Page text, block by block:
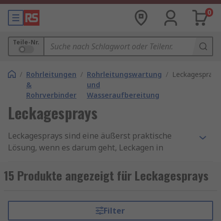
0
Teile-Nr.
/ Rohrleitungen
&
Rohrverbinder
/ Rohrleitungswartung
und
Wasseraufbereitung
/ Leckagesprays
Leckagesprays
Leckagesprays sind eine äußerst praktische
Lösung, wenn es darum geht, Leckagen in
zuverlässig zu identifizieren. Besonders in der
Industrie und im Handwerk haben sich diese
sofort einsatzbereit sind.
15 Produkte angezeigt für Leckagesprays
Filter